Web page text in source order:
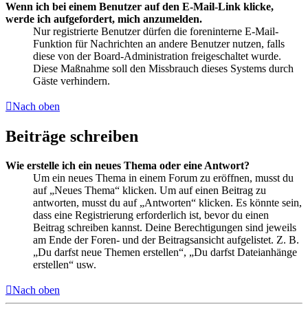
Wenn ich bei einem Benutzer auf den E-Mail-Link klicke,
werde ich aufgefordert, mich anzumelden.
Nur registrierte Benutzer dürfen die foreninterne E-Mail-
Funktion für Nachrichten an andere Benutzer nutzen, falls
diese von der Board-Administration freigeschaltet wurde.
Diese Maßnahme soll den Missbrauch dieses Systems durch
Gäste verhindern.
Nach oben
Beiträge schreiben
Wie erstelle ich ein neues Thema oder eine Antwort?
Um ein neues Thema in einem Forum zu eröffnen, musst du
auf „Neues Thema“ klicken. Um auf einen Beitrag zu
antworten, musst du auf „Antworten“ klicken. Es könnte sein,
dass eine Registrierung erforderlich ist, bevor du einen
Beitrag schreiben kannst. Deine Berechtigungen sind jeweils
am Ende der Foren- und der Beitragsansicht aufgelistet. Z. B.
„Du darfst neue Themen erstellen“, „Du darfst Dateianhänge
erstellen“ usw.
Nach oben